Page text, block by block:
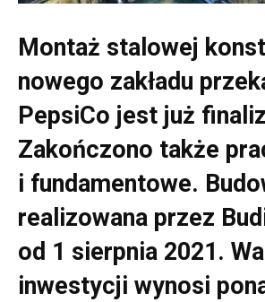
Montaż stalowej
nowego zakładu
PepsiCo jest już
Zakończono także
i fundamentowe.
realizowana przez
od 1 sierpnia 2021.
inwestycji wynosi